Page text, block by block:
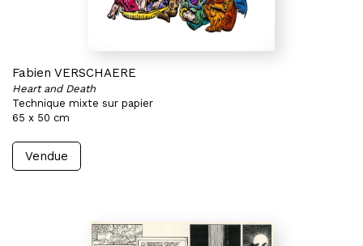
Fabien VERSCHAERE
Heart and Death
Technique mixte sur papier
65 x 50 cm
Vendue